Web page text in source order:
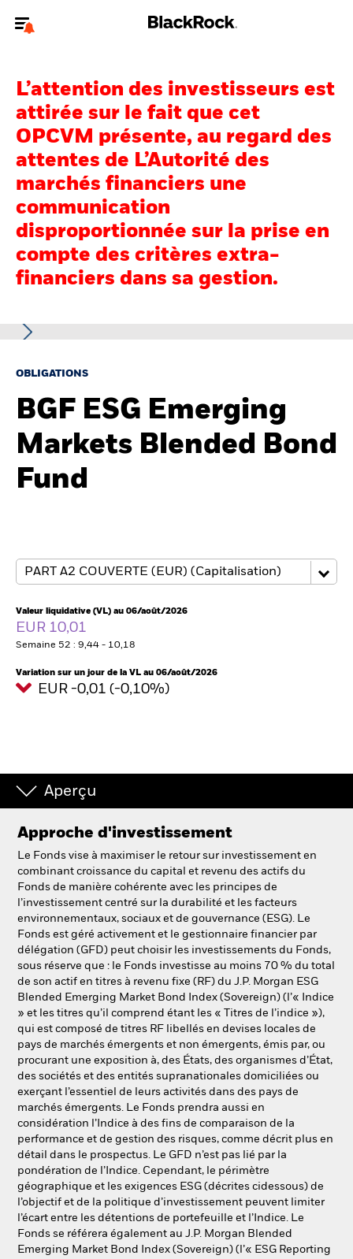
Pour accéder directement à un autre site BlackRock, veuillez mettre à
jourvotre type d'utilisateur
Nous connaître
Produits
Thèmes
Education
BlackRock
iShares
Aladdin
L’attention des investisseurs est
attirée sur le fait que cet
OPCVM présente, au regard des
attentes de L’Autorité des
marchés financiers une
communication
disproportionnée sur la prise en
compte des critères extra-
financiers dans sa gestion.
OBLIGATIONS
BGF ESG Emerging
Markets Blended Bond
Fund
Valeur liquidative (VL) au 06/août/2026
EUR 10,01
Semaine 52 : 9,44 - 10,18
Variation sur un jour de la VL au 06/août/2026
EUR -0,01 (-0,10%)
Aperçu
Approche d'investissement
Le Fonds vise à maximiser le retour sur investissement en
combinant croissance du capital et revenu des actifs du
Fonds de manière cohérente avec les principes de
l’investissement centré sur la durabilité et les facteurs
environnementaux, sociaux et de gouvernance (ESG). Le
Fonds est géré activement et le gestionnaire financier par
délégation (GFD) peut choisir les investissements du Fonds,
sous réserve que : le Fonds investisse au moins 70 % du total
de son actif en titres à revenu fixe (RF) du J.P. Morgan ESG
Blended Emerging Market Bond Index (Sovereign) (l’« Indice
» et les titres qu’il comprend étant les « Titres de l’indice »),
qui est composé de titres RF libellés en devises locales de
pays de marchés émergents et non émergents, émis par, ou
procurant une exposition à, des États, des organismes d’État,
des sociétés et des entités supranationales domiciliées ou
exerçant l’essentiel de leurs activités dans des pays de
marchés émergents. Le Fonds prendra aussi en
considération l’Indice à des fins de comparaison de la
performance et de gestion des risques, comme décrit plus en
détail dans le prospectus. Le GFD n’est pas lié par la
pondération de l’Indice. Cependant, le périmètre
géographique et les exigences ESG (décrites cidessous) de
l’objectif et de la politique d’investissement peuvent limiter
l’écart entre les détentions de portefeuille et l’Indice. Le
Fonds se référera également au J.P. Morgan Blended
Emerging Market Bond Index (Sovereign) (l’« ESG Reporting